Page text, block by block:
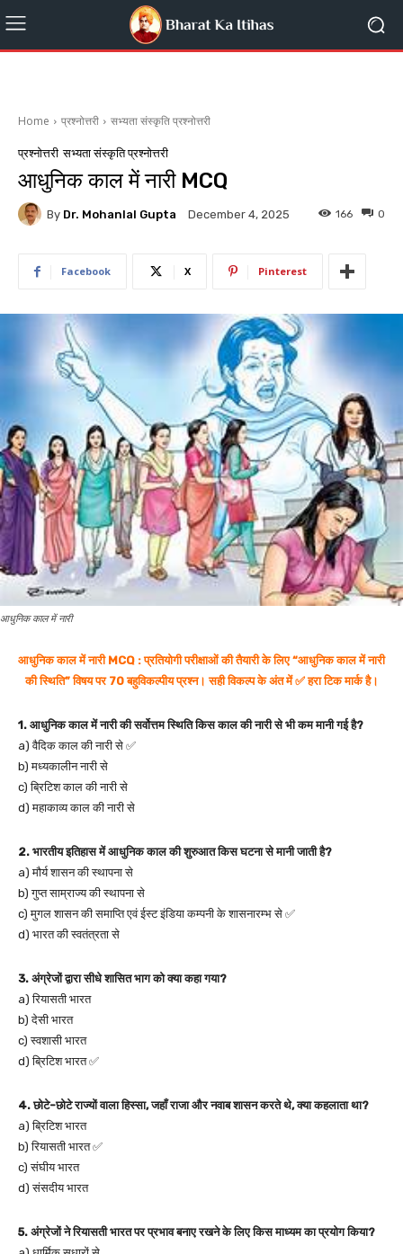
Home प्रश्नोत्तरी सभ्यता संस्कृति प्रश्नोत्तरी
प्रश्नोत्तरी सभ्यता संस्कृति प्रश्नोत्तरी
आधुनिक काल में नारी MCQ
By Dr. Mohanlal Gupta December 4, 2025 0
166
Facebook X Pinterest
आधुनिक काल में नारी
आधुनिक काल में नारी MCQ : प्रतियोगी परीक्षाओं की तैयारी के लिए “आधुनिक काल में नारी
की स्थिति” विषय पर 70 बहुविकल्पीय प्रश्न। सही विकल्प के अंत में ✅ हरा टिक मार्क है।
1. आधुनिक काल में नारी की सर्वोत्तम स्थिति किस काल की नारी से भी कम मानी गई है?
a) वैदिक काल की नारी से ✅
b) मध्यकालीन नारी से
c) ब्रिटिश काल की नारी से
d) महाकाव्य काल की नारी से
2. भारतीय इतिहास में आधुनिक काल की शुरुआत किस घटना से मानी जाती है?
a) मौर्य शासन की स्थापना से
b) गुप्त साम्राज्य की स्थापना से
c) मुगल शासन की समाप्ति एवं ईस्ट इंडिया कम्पनी के शासनारम्भ से ✅
d) भारत की स्वतंत्रता से
3. अंग्रेजों द्वारा सीधे शासित भाग को क्या कहा गया?
a) रियासती भारत
b) देसी भारत
c) स्वशासी भारत
d) ब्रिटिश भारत ✅
4. छोटे-छोटे राज्यों वाला हिस्सा, जहाँ राजा और नवाब शासन करते थे, क्या कहलाता था?
a) ब्रिटिश भारत
b) रियासती भारत ✅
c) संघीय भारत
d) संसदीय भारत
5. अंग्रेजों ने रियासती भारत पर प्रभाव बनाए रखने के लिए किस माध्यम का प्रयोग किया?